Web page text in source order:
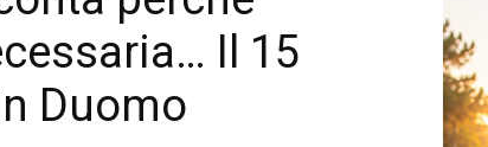
Il 15
Duomo